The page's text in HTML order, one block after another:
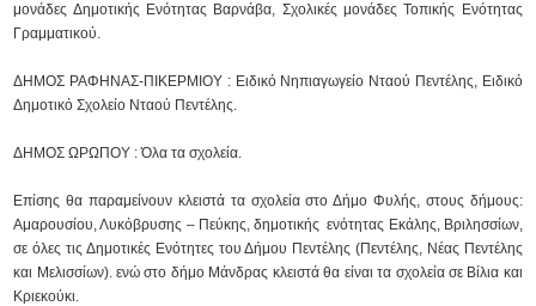
μονάδες Δημοτικής Ενότητας Βαρνάβα, Σχολικές μονάδες Τοπικής Ενότητας
Γραμματικού.
ΔΗΜΟΣ ΡΑΦΗΝΑΣ-ΠΙΚΕΡΜΙΟΥ : Ειδικό Νηπιαγωγείο Νταού Πεντέλης, Ειδικό
Δημοτικό Σχολείο Νταού Πεντέλης.
ΔΗΜΟΣ ΩΡΩΠΟΥ : Όλα τα σχολεία.
Επίσης θα παραμείνουν κλειστά τα σχολεία στο Δήμο Φυλής, στους δήμους:
Αμαρουσίου, Λυκόβρυσης – Πεύκης, δημοτικής ενότητας Εκάλης, Βριλησσίων,
σε όλες τις Δημοτικές Ενότητες του Δήμου Πεντέλης (Πεντέλης, Νέας Πεντέλης
και Μελισσίων). ενώ στο δήμο Μάνδρας κλειστά θα είναι τα σχολεία σε Βίλια και
Κριεκούκι.